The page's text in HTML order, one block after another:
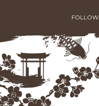
FOLLOW